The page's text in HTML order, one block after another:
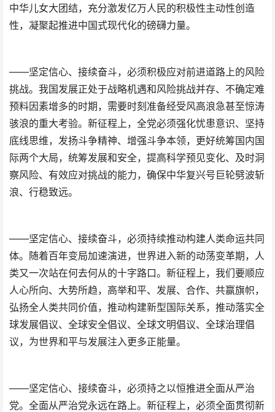
中华儿女大团结，充分激发亿万人民的积极性主动性创造
性，凝聚起推进中国式现代化的磅礴力量。
——坚定信心、接续奋斗，必须积极应对前进道路上的风险
挑战。我国发展正处于战略机遇和风险挑战并存、不确定难
预料因素增多的时期，需要时刻准备经受风高浪急甚至惊涛
骇浪的重大考验。新征程上，全党必须强化忧患意识、坚持
底线思维，发扬斗争精神、增强斗争本领，更好统筹国内国
际两个大局，统筹发展和安全，提高科学预见变化、及时洞
察风险、有效应对挑战的能力，确保中华复兴号巨轮劈波斩
浪、行稳致远。
——坚定信心、接续奋斗，必须持续推动构建人类命运共同
体。随着百年变局加速演进，世界进入新的动荡变革期，人
类又一次站在何去何从的十字路口。新征程上，我们要顺应
人心所向、大势所趋，高举和平、发展、合作、共赢旗帜，
弘扬全人类共同价值，推动构建新型国际关系，推动落实全
球发展倡议、全球安全倡议、全球文明倡议、全球治理倡
议，为世界和平与发展注入更多正能量。
——坚定信心、接续奋斗，必须持之以恒推进全面从严治
党。全面从严治党永远在路上。新征程上，必须全面贯彻新